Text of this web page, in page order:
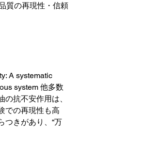
質の再現性・信頼
A systematic
system 他多数
抗不安作用は、
での再現性も高
つきがあり、“万